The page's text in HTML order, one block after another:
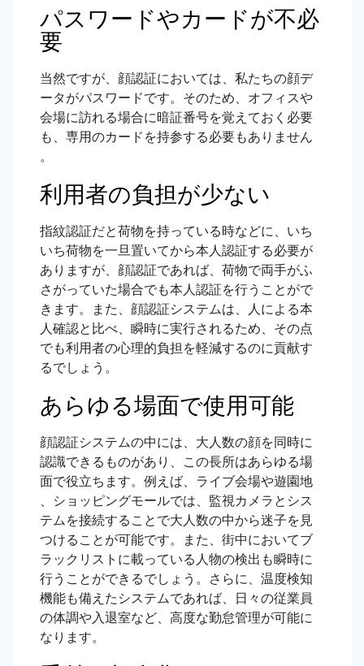
パスワードやカードが不必
要
当然ですが、顔認証においては、私たちの顔デ
ータがパスワードです。そのため、オフィスや
会場に訪れる場合に暗証番号を覚えておく必要
も、専用のカードを持参する必要もありません
。
利用者の負担が少ない
指紋認証だと荷物を持っている時などに、いち
いち荷物を一旦置いてから本人認証する必要が
ありますが、顔認証であれば、荷物で両手がふ
さがっていた場合でも本人認証を行うことがで
きます。また、顔認証システムは、人による本
人確認と比べ、瞬時に実行されるため、その点
でも利用者の心理的負担を軽減するのに貢献す
るでしょう。
あらゆる場面で使用可能
顔認証システムの中には、大人数の顔を同時に
認識できるものがあり、この長所はあらゆる場
面で役立ちます。例えば、ライブ会場や遊園地
、ショッピングモールでは、監視カメラとシス
テムを接続することで大人数の中から迷子を見
つけることが可能です。また、街中においてブ
ラックリストに載っている人物の検出も瞬時に
行うことができるでしょう。さらに、温度検知
機能も備えたシステムであれば、日々の従業員
の体調や入退室など、高度な勤怠管理が可能に
なります。